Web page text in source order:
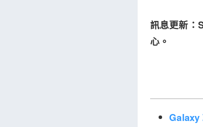
訊息更新：
心。
Galaxy